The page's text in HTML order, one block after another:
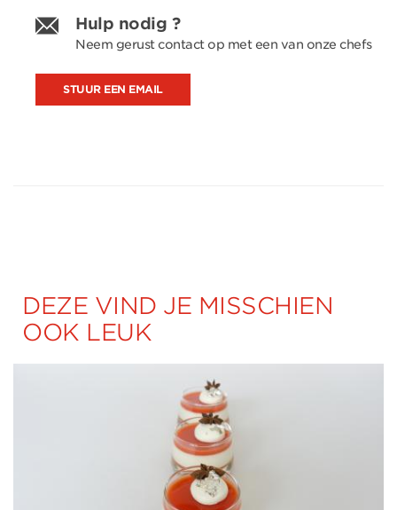
Hulp nodig ?
Neem gerust contact op met een van onze chefs
STUUR EEN EMAIL
DEZE VIND JE MISSCHIEN
OOK LEUK